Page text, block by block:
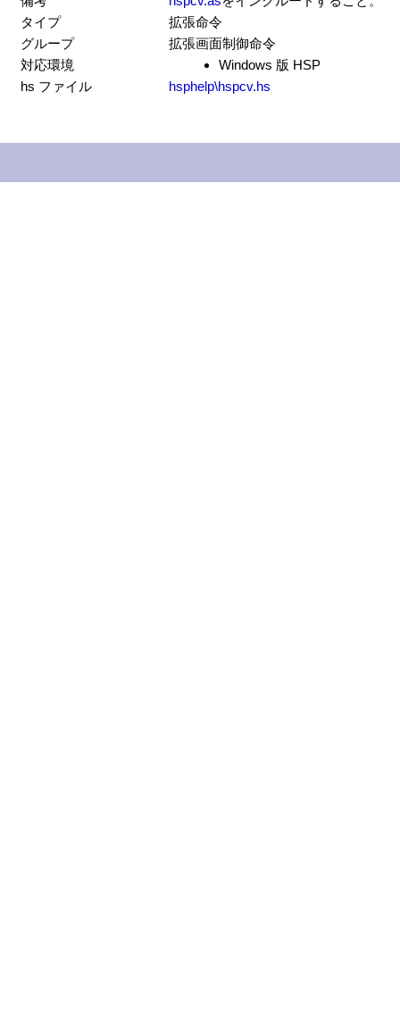
タイプ
拡張命令
グループ
拡張画面制御命令
対応環境
Windows 版 HSP
hs ファイル
hsphelp\hspcv.hs